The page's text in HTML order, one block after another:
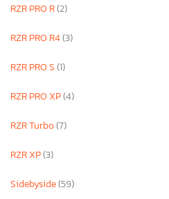
RZR PRO R(2)
RZR PRO R4(3)
RZR PRO S(1)
RZR PRO XP(4)
RZR Turbo(7)
RZR XP(3)
Sidebyside(59)